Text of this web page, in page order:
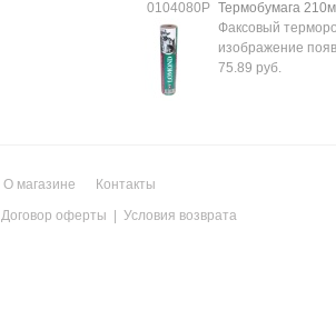
0104080Р Термобумага
Факсовый
изображение
75.89 руб.
О магазине Контакты
Договор оферты Условия возврата